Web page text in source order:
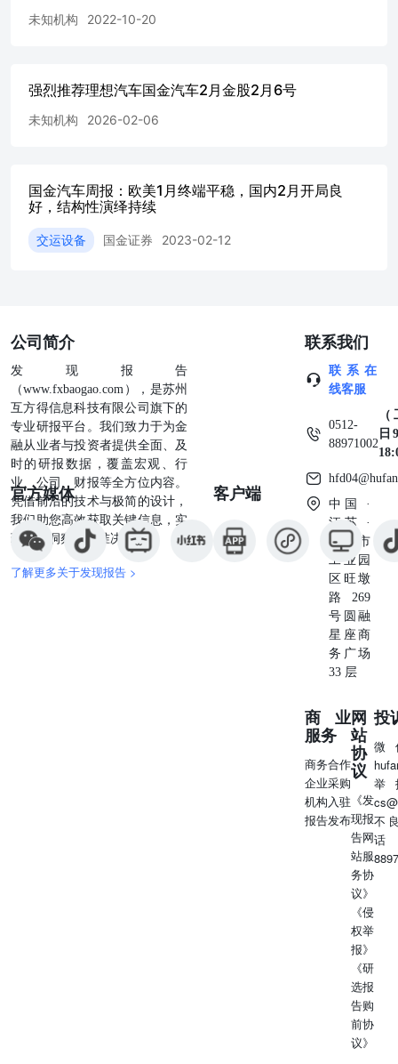
未知机构 2022-10-20
强烈推荐理想汽车国金汽车2月金股2月6号
未知机构 2026-02-06
国金汽车周报：欧美1月终端平稳，国内2月开局良
好，结构性演绎持续
交运设备 国金证券 2023-02-12
公司简介
发现报告
（www.fxbaogao.com），是苏州
互方得信息科技有限公司旗下的
专业研报平台。我们致力于为金
融从业者与投资者提供全面、及
时的研报数据，覆盖宏观、行
业、公司、财报等全方位内容。
凭借前沿的技术与极简的设计，
我们助您高效获取关键信息，实
现深度洞察与精准决策。
了解更多关于发现报告 >
官方媒体 客户端
联系我们
联系在
线客服
0512-
88971002
日
中国 ·
江苏 ·
苏州市
工业园
区旺墩
路269
号圆融
星座商
务广场
33 层
商业
服务
商务合作
企业采购
机构入驻
报告发布
网
站
协
议
《发
现报
告网
站服
务协
议》
《侵
权举
报》
《研
选报
告购
前协
议》
投
微
举
不